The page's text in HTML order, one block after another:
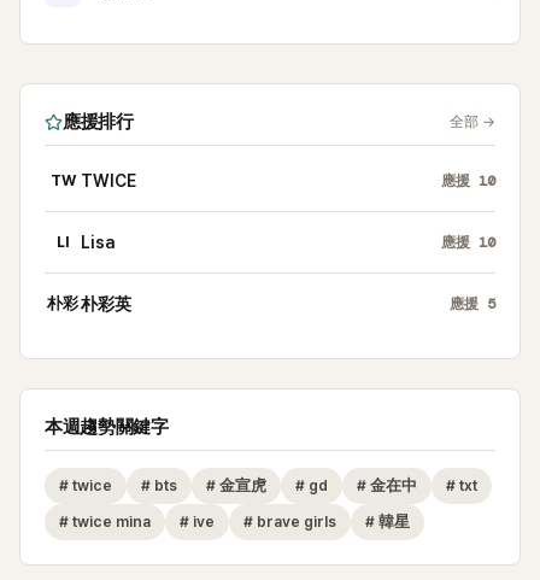
應援排行 全部 →
TW TWICE 應援 10
LI Lisa 應援 10
朴彩朴彩英 應援 5
本週趨勢關鍵字
# twice # bts # 金宣虎 # gd # 金在中 # txt
# twice mina # ive # brave girls # 韓星